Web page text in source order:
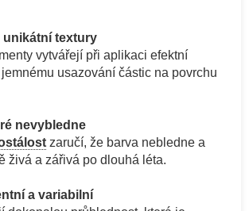
unikátní textury
vytvářejí při aplikaci efektní
usazování částic na povrchu
nevybledne
zaručí, že barva nebledne a
živá a zářivá po dlouhá léta.
a variabilní